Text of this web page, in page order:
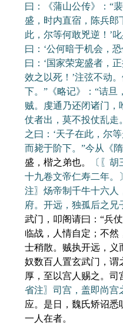
曰：《蒲山公传》：“
盛，时内直宿，陈兵郎
此，尔等何敢兇逆！’
曰：‘公何暗于机会，
曰：‘国家荣宠盛者，
效之以死！’注弦不动
下。”《略记》：“诘旦
贼。虔通乃还闭诸门，
仗者出，莫不投仗乱走
之曰：‘天子在此，尔
而毙于阶下。”今从《
盛，楷之弟也。
〔〖
十九卷文帝仁寿二年。〕
注〗炀帝制千牛十六人
府。开远，独孤后之兄
武门，叩阁请曰：“兵
临战，人情自定；不然
士稍散。贼执开远，义
奴数百人置玄武门，谓
厚，至以宫人赐之。司
省注〗司宫，盖即尚宫
应。是日，魏氏矫诏悉
一人在者。